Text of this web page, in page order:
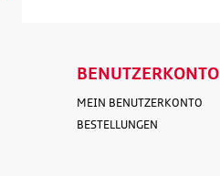
BENUTZERKONTO
MEIN BENUTZERKONTO
BESTELLUNGEN